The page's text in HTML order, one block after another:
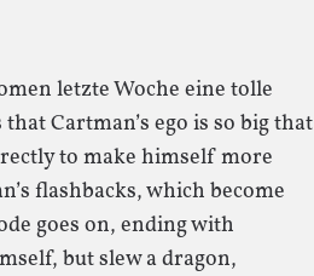
letzte Woche eine tolle
Cartman’s ego is so big that
to make himself more
flashbacks, which become
goes on, ending with
but slew a dragon,